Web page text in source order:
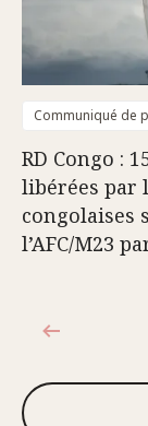
Communiqué de
RD Congo :
libérées par
congolaises
l’AFC/M23